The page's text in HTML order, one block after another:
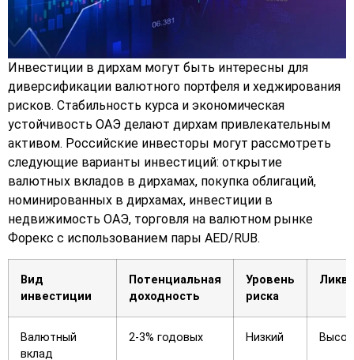
Инвестиции в дирхам могут быть интересны для
диверсификации валютного портфеля и хеджирования
рисков. Стабильность курса и экономическая
устойчивость ОАЭ делают дирхам привлекательным
активом. Российские инвесторы могут рассмотреть
следующие варианты инвестиций: открытие
валютных вкладов в дирхамах, покупка облигаций,
номинированных в дирхамах, инвестиции в
недвижимость ОАЭ, торговля на валютном рынке
Форекс с использованием пары AED/RUB.
Вид
инвестиции
Потенциальная
доходность
Уровень
риска
Валютный
вклад
2-3% годовых Низкий